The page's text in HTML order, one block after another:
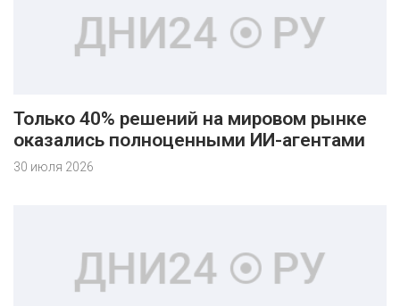
Только 40% решений на мировом рынке
оказались полноценными ИИ-агентами
30 июля 2026